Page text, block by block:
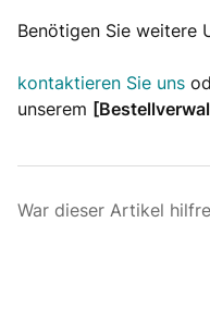
Benötigen Sie weitere
kontaktieren Sie uns
unserem
War dieser Artikel